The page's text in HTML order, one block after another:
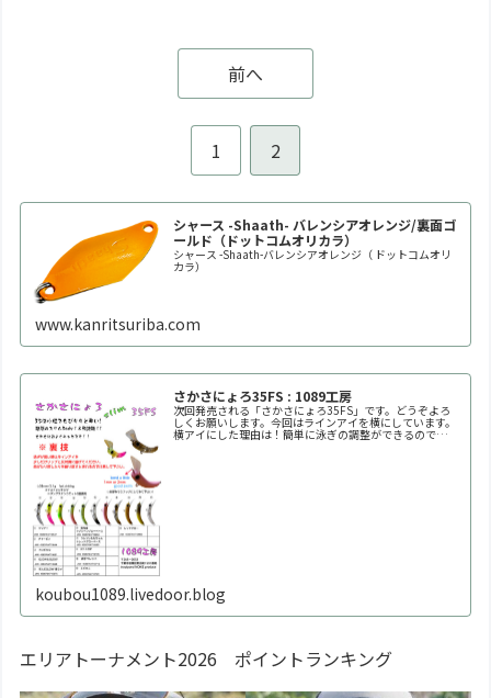
前へ
1 2
シャース -Shaath- バレンシアオレンジ/裏面ゴ
ールド（ドットコムオリカラ）
シャース -Shaath-バレンシアオレンジ（ ドットコムオリ
カラ）
www.kanritsuriba.com
さかさにょろ35FS : 1089工房
次回発売される「さかさにょろ35FS」です。どうぞよろ
しくお願いします。今回はラインアイを横にしています。
横アイにした理由は！簡単に泳ぎの調整ができるので
す！！自分好みの泳ぎ方に調整してください。※何回も曲
koubou1089.livedoor.blog
エリアトーナメント2026 ポイントランキング